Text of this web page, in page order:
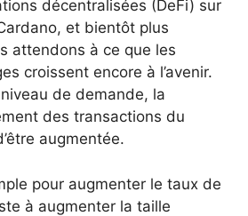
décentralisées (DeFi) sur
et bientôt plus
attendons à ce que les
croissent encore à l’avenir.
de demande, la
des transactions du
augmentée.
pour augmenter le taux de
à augmenter la taille